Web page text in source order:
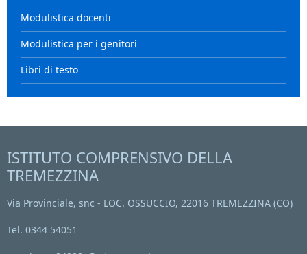
Modulistica docenti
Modulistica per i genitori
Libri di testo
ISTITUTO COMPRENSIVO DELLA
TREMEZZINA
Via Provinciale, snc - LOC. OSSUCCIO, 22016 TREMEZZINA (CO)
Tel. 0344 54051